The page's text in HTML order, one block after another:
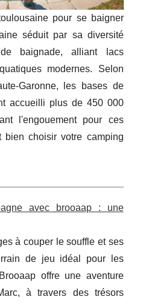
pour se baigner
séduit par sa diversité
baignade, alliant lacs
modernes. Selon
Garonne, les bases de
accueilli plus de 450 000
l'engouement pour ces
bien choisir votre camping
avec brooaap : une
à couper le souffle et ses
de jeu idéal pour les
offre une aventure
à travers des trésors